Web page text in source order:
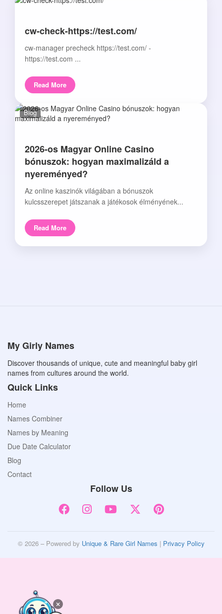
cw-check-https://test.com/
cw-manager precheck https://test.com/ -
https://test.com ...
Read More
Blog
2026-os Magyar Online Casino
bónuszok: hogyan maximalizáld a
nyereményed?
Az online kaszinók világában a bónuszok
kulcsszerepet játszanak a játékosok élményének...
Read More
My Girly Names
Discover thousands of unique, cute and meaningful baby girl
names from cultures around the world.
Quick Links
Home
Names Combiner
Names by Meaning
Due Date Calculator
Blog
Contact
Follow Us
© 2026 – Powered by Unique & Rare Girl Names | Privacy Policy